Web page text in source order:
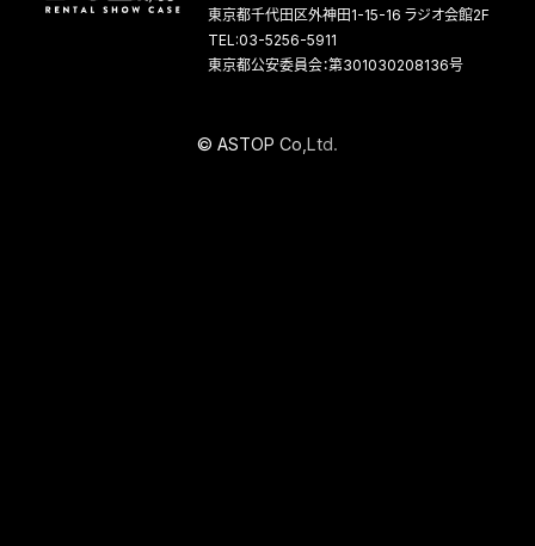
東京都千代田区外神田1-15-16 ラジオ会館2F
TEL:03-5256-5911
東京都公安委員会：第301030208136号
© ASTOP Co Ltd.